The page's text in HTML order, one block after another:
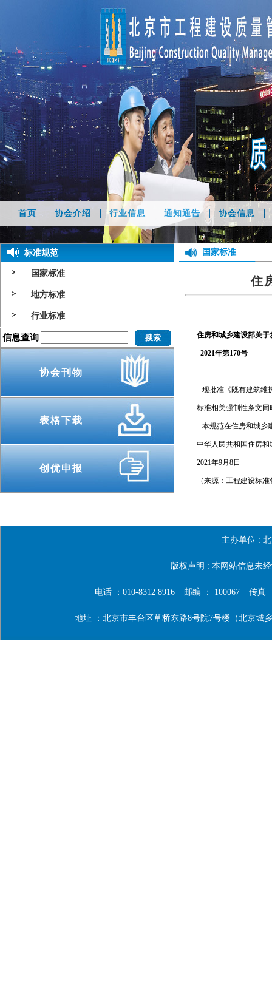
首页 协会介绍 行业信息 通知通告 协会信息
标准规范
国家标准
地方标准
行业标准
信息查询
协会刊物
表格下载
创优申报
国家标准
住
住房和城乡建设部关
2021年第170号
现批准《既有建筑维
标准相关强制性条文
本规范在住房和城乡
中华人民共和国住房和
2021年9月8日
（来源：工程建设标
主办单位 :
版权声明 : 本网站信息未
电话 ：010-8312 8916 邮编 ： 100067 传真
地址 ：北京市丰台区草桥东路8号院7号楼（北京城